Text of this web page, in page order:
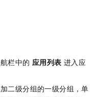
栏中的 应用列表 进入应
二级分组的一级分组，单